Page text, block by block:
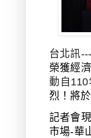
台北訊
榮獲經
動自 110
烈！將於
記者會
市場-華